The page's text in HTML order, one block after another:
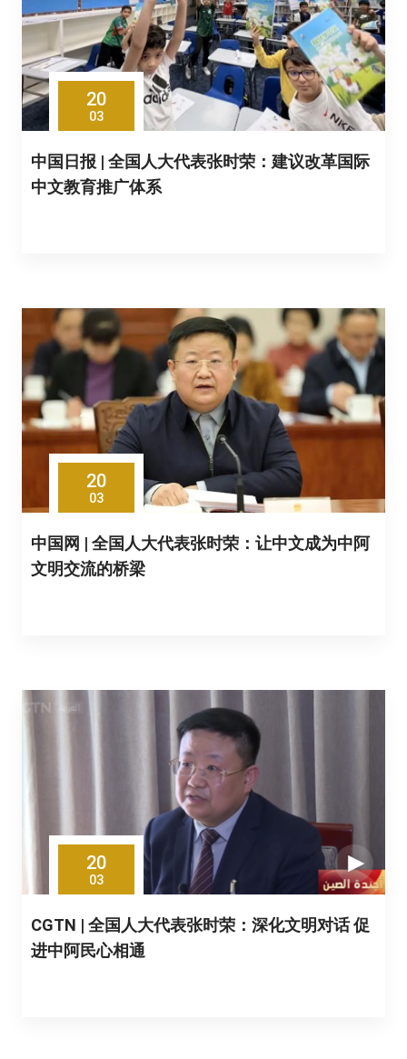
20
03
中国日报 | 全国人大代表张时荣：建议改革国际
中文教育推广体系
20
03
中国网 | 全国人大代表张时荣：让中文成为中阿
文明交流的桥梁
20
03
CGTN | 全国人大代表张时荣：深化文明对话 促
进中阿民心相通